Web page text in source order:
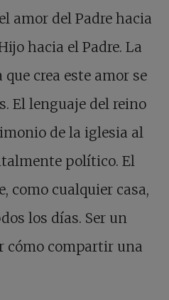
amor del Padre hacia
hacia el Padre. La
crea este amor se
El lenguaje del reino
de la iglesia al
político. El
como cualquier casa,
los días. Ser un
cómo compartir una